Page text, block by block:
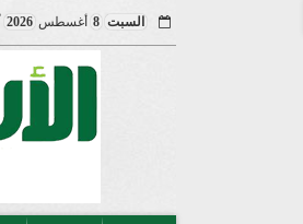
السبت 8 أغسطس2026